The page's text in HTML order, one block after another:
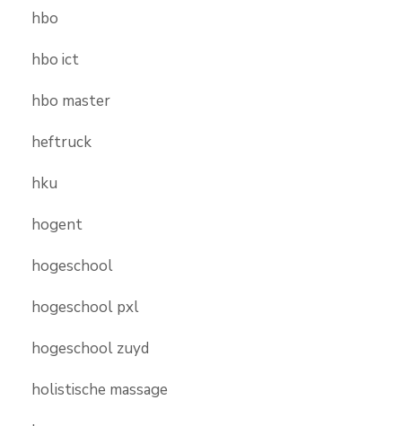
hbo
hbo ict
hbo master
heftruck
hku
hogent
hogeschool
hogeschool pxl
hogeschool zuyd
holistische massage